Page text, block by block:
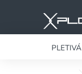
PLETIVÁ